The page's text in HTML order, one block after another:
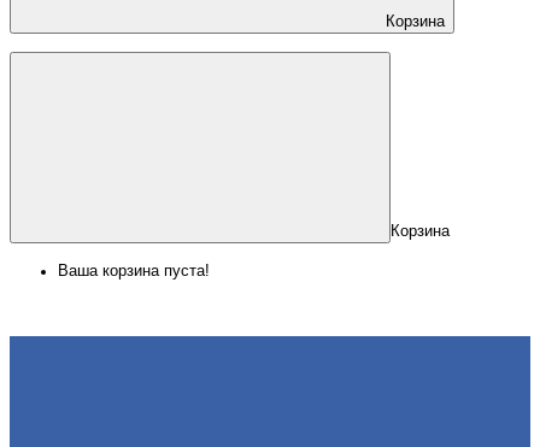
Корзина
Корзина
Ваша корзина пуста!